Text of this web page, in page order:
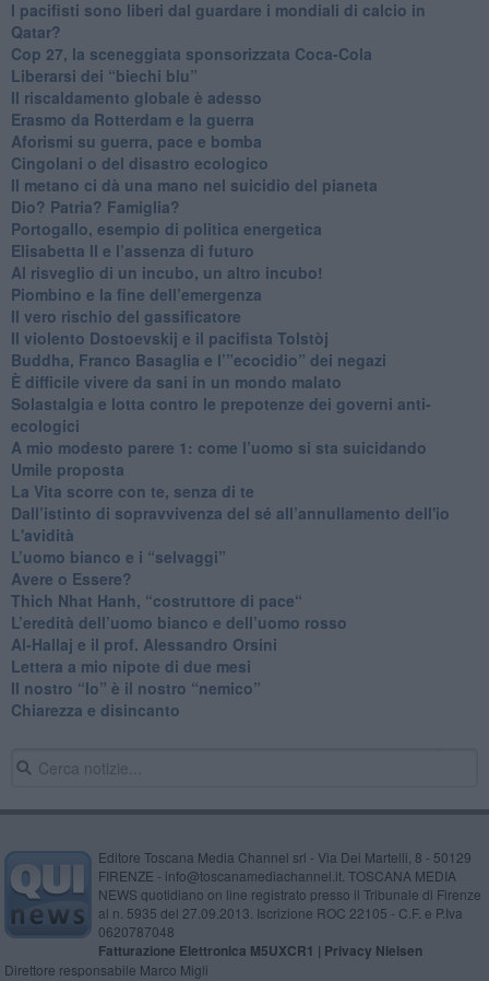
​I pacifisti sono liberi dal guardare i mondiali di calcio in
Qatar?
​Cop 27, la sceneggiata sponsorizzata Coca-Cola
​Liberarsi dei “biechi blu”
Il riscaldamento globale è adesso
​Erasmo da Rotterdam e la guerra
​Aforismi su guerra, pace e bomba
Cingolani o del disastro ecologico
​Il metano ci dà una mano nel suicidio del pianeta
​Dio? Patria? Famiglia?
Portogallo, esempio di politica energetica
​Elisabetta II e l’assenza di futuro
Al risveglio di un incubo, un altro incubo!
​Piombino e la fine dell’emergenza
​Il vero rischio del gassificatore
​Il violento Dostoevskij e il pacifista Tolstòj
​Buddha, Franco Basaglia e l’”ecocidio” dei negazi
​È difficile vivere da sani in un mondo malato
Solastalgia e lotta contro le prepotenze dei governi anti-
ecologici
​A mio modesto parere 1: come l’uomo si sta suicidando
​Umile proposta
​La Vita scorre con te, senza di te
​Dall’istinto di sopravvivenza del sé all’annullamento dell'io
L'avidità
​L’uomo bianco e i “selvaggi”
​Avere o Essere?
​Thich Nhat Hanh, “costruttore di pace“
​L’eredità dell’uomo bianco e dell’uomo rosso
Al-Hallaj e il prof. Alessandro Orsini
​Lettera a mio nipote di due mesi
​Il nostro “Io” è il nostro “nemico”
​Chiarezza e disincanto
Editore Toscana Media Channel srl - Via Dei Martelli, 8 - 50129
FIRENZE - info@toscanamediachannel.it. TOSCANA MEDIA
NEWS quotidiano on line registrato presso il Tribunale di Firenze
al n. 5935 del 27.09.2013. Iscrizione ROC 22105 - C.F. e P.Iva
0620787048
Fatturazione Elettronica M5UXCR1 | Privacy Nielsen
Direttore responsabile Marco Migli